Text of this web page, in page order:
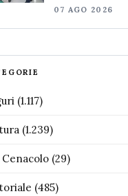
07 AGO 2026
(1.117)
(1.239)
Cenacolo(29)
(485)